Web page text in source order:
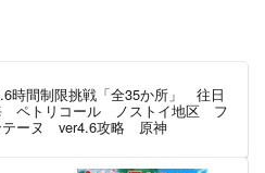
時間制限挑戦「全35か所」 往日
ペトリコール ノストイ地区 フ
テーヌ ver4.6攻略 原神